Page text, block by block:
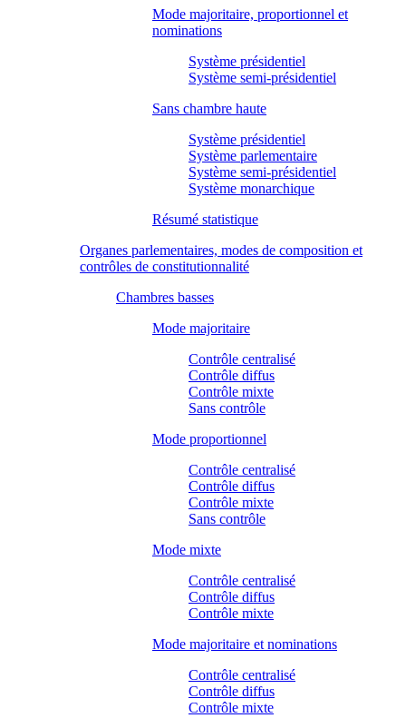
Mode majoritaire, proportionnel et
nominations
Système présidentiel
Système semi-présidentiel
Sans chambre haute
Système présidentiel
Système parlementaire
Système semi-présidentiel
Système monarchique
Résumé statistique
Organes parlementaires, modes de composition et
contrôles de constitutionnalité
Chambres basses
Mode majoritaire
Contrôle centralisé
Contrôle diffus
Contrôle mixte
Sans contrôle
Mode proportionnel
Contrôle centralisé
Contrôle diffus
Contrôle mixte
Sans contrôle
Mode mixte
Contrôle centralisé
Contrôle diffus
Contrôle mixte
Mode majoritaire et nominations
Contrôle centralisé
Contrôle diffus
Contrôle mixte